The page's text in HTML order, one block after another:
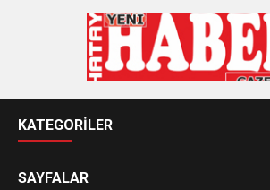
KATEGORİLER
SAYFALAR